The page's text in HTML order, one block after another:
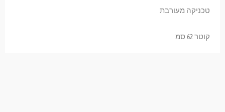
טכניקה מעורבת
קוטר 62 סמ